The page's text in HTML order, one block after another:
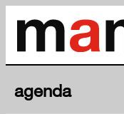
agenda